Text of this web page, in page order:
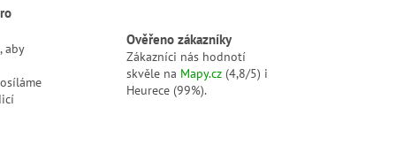
aby
Ověřeno zákazníky
Zákazníci nás hodnotí
skvěle na Mapy.cz (4,8/5) i
Heurece (99%).